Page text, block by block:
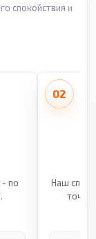
спокойствия и
- по
02
Наш